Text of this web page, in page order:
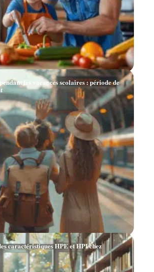
les vacances scolaires : période de
caractéristiques HPE et HPI chez